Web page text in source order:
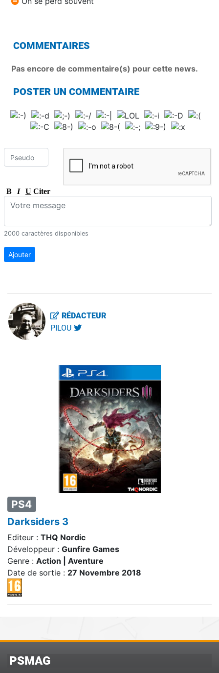
RÉDACTEUR
PILOU
PS4
Darksiders 3
Editeur : THQ Nordic
Développeur : Gunfire Games
Genre : Action | Aventure
Date de sortie : 27 Novembre 2018
COMMENTAIRES
Pas encore de commentaire(s) pour cette news.
POSTER UN COMMENTAIRE
B I U Citer
2000 caractères disponibles
Ajouter
PSMAG